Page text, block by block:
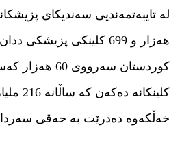
لە تایبەتمەندیی سەندیكای
هەزار و 699 كلینكی
كوردستان سەرووی
كلینكانە
خەڵكەوە دەدرێت بە حەقی